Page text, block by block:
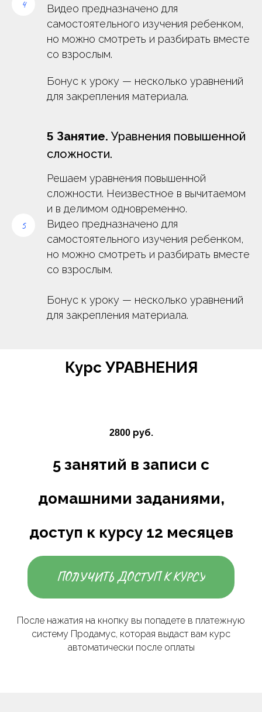
Видео предназначено для
самостоятельного изучения ребенком,
но можно смотреть и разбирать вместе
со взрослым.
Бонус к уроку — несколько уравнений
для закрепления материала.
5 Занятие. Уравнения повышенной
сложности.
Решаем уравнения повышенной
сложности. Неизвестное в вычитаемом
и в делимом одновременно.
Видео предназначено для
самостоятельного изучения ребенком,
но можно смотреть и разбирать вместе
со взрослым.
Бонус к уроку — несколько уравнений
для закрепления материала.
Курс УРАВНЕНИЯ
2800 руб.
5 занятий в записи с
домашними заданиями,
доступ к курсу12 месяцев
ПОЛУЧИТЬ ДОСТУП К КУРСУ
После нажатия на кнопку вы попадете в платежную
систему Продамус, которая выдаст вам курс
автоматически после оплаты